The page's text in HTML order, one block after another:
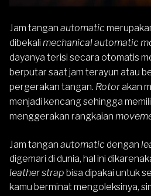
Jam tangan automatic
dibekali mechanical automatic
dayanya terisi secara otomatis
berputar saat jam terayun atau
pergerakan tangan. Rotorakan
menjadi kencang sehingga
menggerakan rangkaian
Jam tangan automatic dengan
digemari di dunia, hal ini
leather strap bisa dipakai untuk
kamu berminat mengoleksinya,